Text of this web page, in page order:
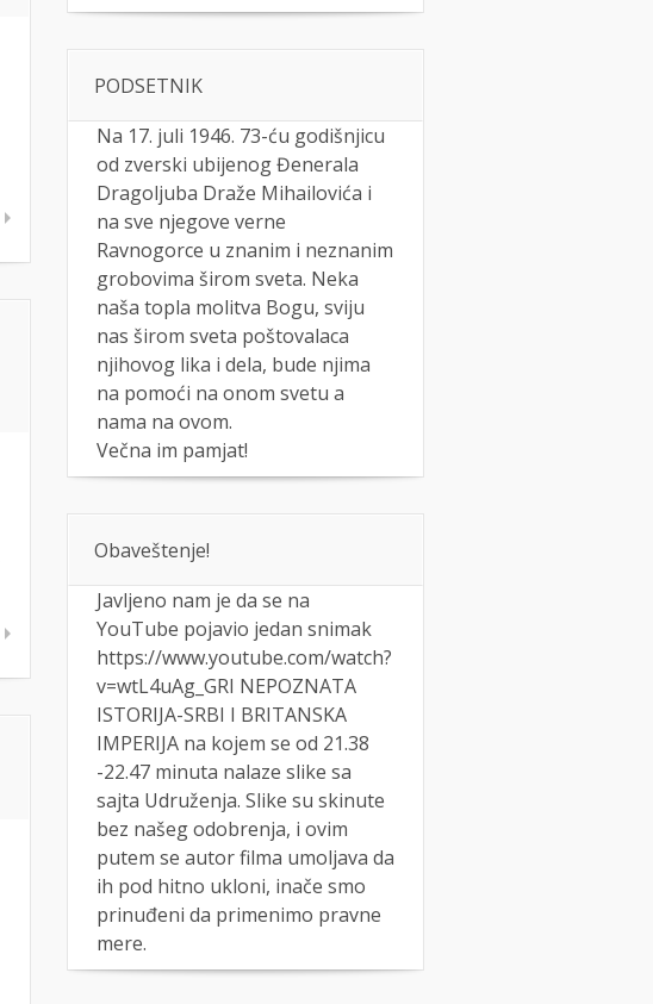
PODSETNIK
Na 17. juli 1946. 73-ću godišnjicu
od zverski ubijenog Đenerala
Dragoljuba Draže Mihailovića i
na sve njegove verne
Ravnogorce u znanim i neznanim
grobovima širom sveta. Neka
naša topla molitva Bogu, sviju
nas širom sveta poštovalaca
njihovog lika i dela, bude njima
na pomoći na onom svetu a
nama na ovom.
Večna im pamjat!
Obaveštenje!
Javljeno nam je da se na
YouTube pojavio jedan snimak
https://www.youtube.com/watch?
v=wtL4uAg_GRI NEPOZNATA
ISTORIJA-SRBI I BRITANSKA
IMPERIJA na kojem se od 21.38
-22.47 minuta nalaze slike sa
sajta Udruženja. Slike su skinute
bez našeg odobrenja, i ovim
putem se autor filma umoljava da
ih pod hitno ukloni, inače smo
prinuđeni da primenimo pravne
mere.